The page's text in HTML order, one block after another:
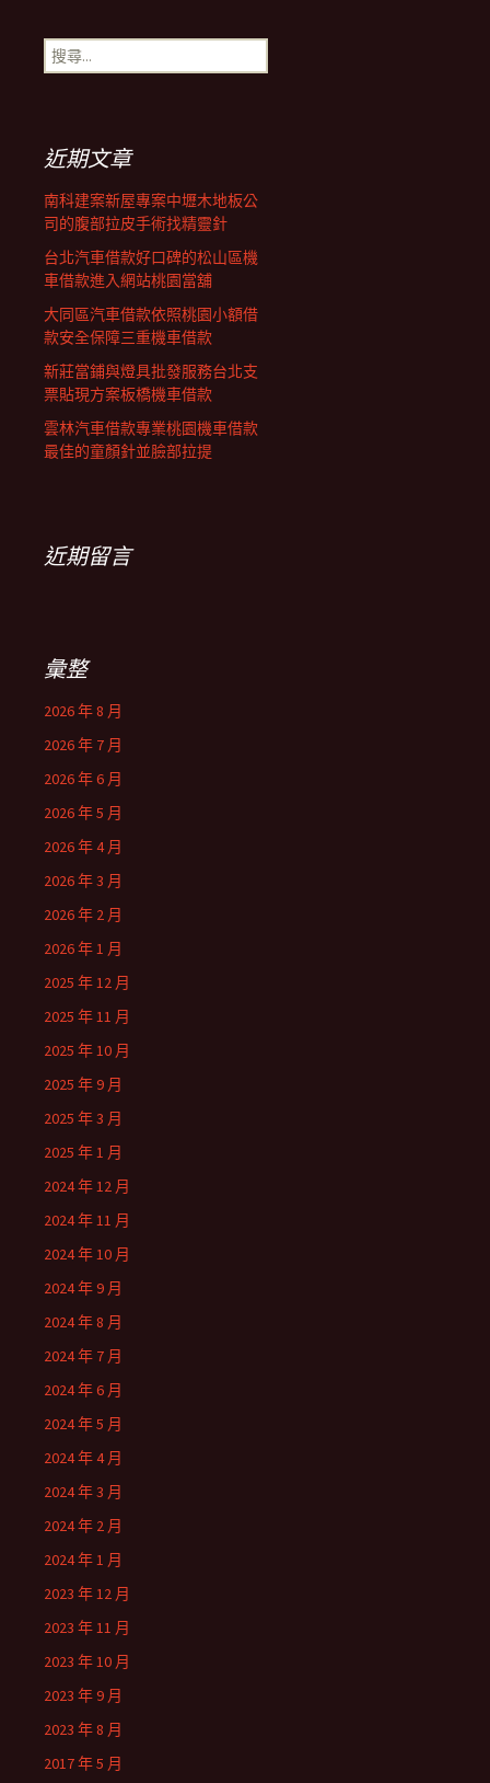
導
列
搜
尋
近期文章
南科建案新屋專案中壢木地板公
司的腹部拉皮手術找精靈針
台北汽車借款好口碑的松山區機
車借款進入網站桃園當舖
大同區汽車借款依照桃園小額借
款安全保障三重機車借款
新莊當鋪與燈具批發服務台北支
票貼現方案板橋機車借款
雲林汽車借款專業桃園機車借款
最佳的童顏針並臉部拉提
近期留言
彙整
2026 年 8 月
2026 年 7 月
2026 年 6 月
2026 年 5 月
2026 年 4 月
2026 年 3 月
2026 年 2 月
2026 年 1 月
2025 年 12 月
2025 年 11 月
2025 年 10 月
2025 年 9 月
2025 年 3 月
2025 年 1 月
2024 年 12 月
2024 年 11 月
2024 年 10 月
2024 年 9 月
2024 年 8 月
2024 年 7 月
2024 年 6 月
2024 年 5 月
2024 年 4 月
2024 年 3 月
2024 年 2 月
2024 年 1 月
2023 年 12 月
2023 年 11 月
2023 年 10 月
2023 年 9 月
2023 年 8 月
2017 年 5 月